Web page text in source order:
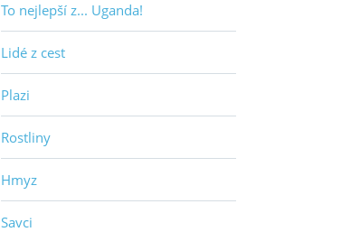
To nejlepší z... Uganda!
Lidé z cest
Plazi
Rostliny
Hmyz
Savci